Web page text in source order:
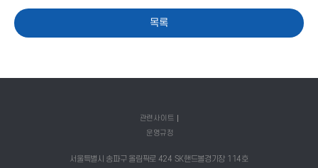
목록
관련사이트
운영규정
서울특별시 송파구 올림픽로 424 SK핸드볼경기장 114호